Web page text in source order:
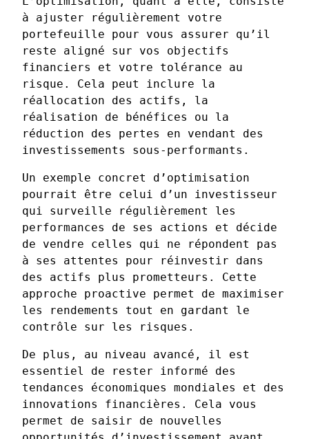
à ajuster régulièrement votre
portefeuille pour vous assurer qu’il
reste aligné sur vos objectifs
financiers et votre tolérance au
risque. Cela peut inclure la
réallocation des actifs, la
réalisation de bénéfices ou la
réduction des pertes en vendant des
investissements sous-performants.
Un exemple concret d’optimisation
pourrait être celui d’un investisseur
qui surveille régulièrement les
performances de ses actions et décide
de vendre celles qui ne répondent pas
à ses attentes pour réinvestir dans
des actifs plus prometteurs. Cette
approche proactive permet de maximiser
les rendements tout en gardant le
contrôle sur les risques.
De plus, au niveau avancé, il est
essentiel de rester informé des
tendances économiques mondiales et des
innovations financières. Cela vous
permet de saisir de nouvelles